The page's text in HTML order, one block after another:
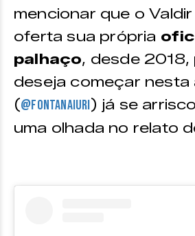
mencionar que o
oferta sua própria
palhaço, desde 2018,
deseja começar nesta
(@fontanaiuri) já se
uma olhada no relato